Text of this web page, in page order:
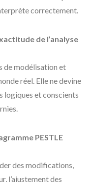
correctement.
de l’analyse
de modélisation et
réel. Elle ne devine
logiques et conscients
PESTLE
des modifications,
l’ajustement des